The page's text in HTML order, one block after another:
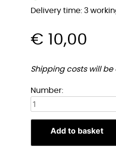
Delivery time: 3
€ 10,00
Shipping costs will
Number:Anti
magneet
Add to basket